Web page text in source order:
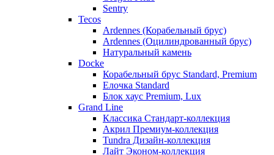
Sentry
Tecos
Ardennes (Корабельный брус)
Ardennes (Оцилиндрованный брус)
Натуральный камень
Docke
Корабельный брус Standard, Premium
Елочка Standard
Блок хаус Premium, Lux
Grand Line
Классика Стандарт-коллекция
Акрил Премиум-коллекция
Tundra Дизайн-коллекция
Лайт Эконом-коллекция